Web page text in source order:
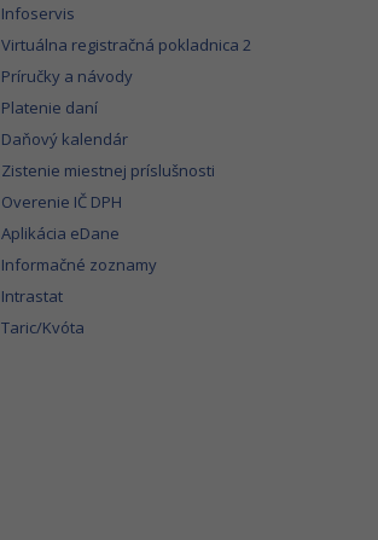
Infoservis
Virtuálna registračná pokladnica 2
Príručky a návody
Platenie daní
Daňový kalendár
Zistenie miestnej príslušnosti
Overenie IČ DPH
Aplikácia eDane
Informačné zoznamy
Intrastat
Taric/Kvóta